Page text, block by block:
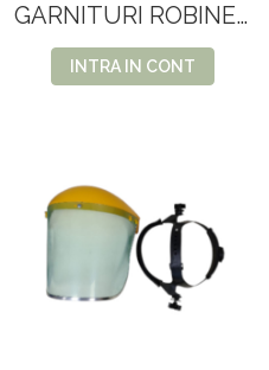
GARNITURI ROBINET
TUB PICURARE
16MM
INTRA IN CONT